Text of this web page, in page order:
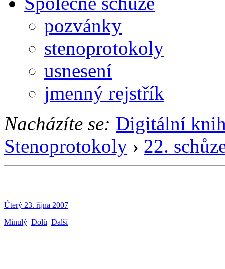
pozvánky
stenoprotokoly
usnesení
jmenný rejstřík
Nacházíte se: Digitální
Stenoprotokoly › 22.
Úterý 23. října 2007
Minulý Dolů Další